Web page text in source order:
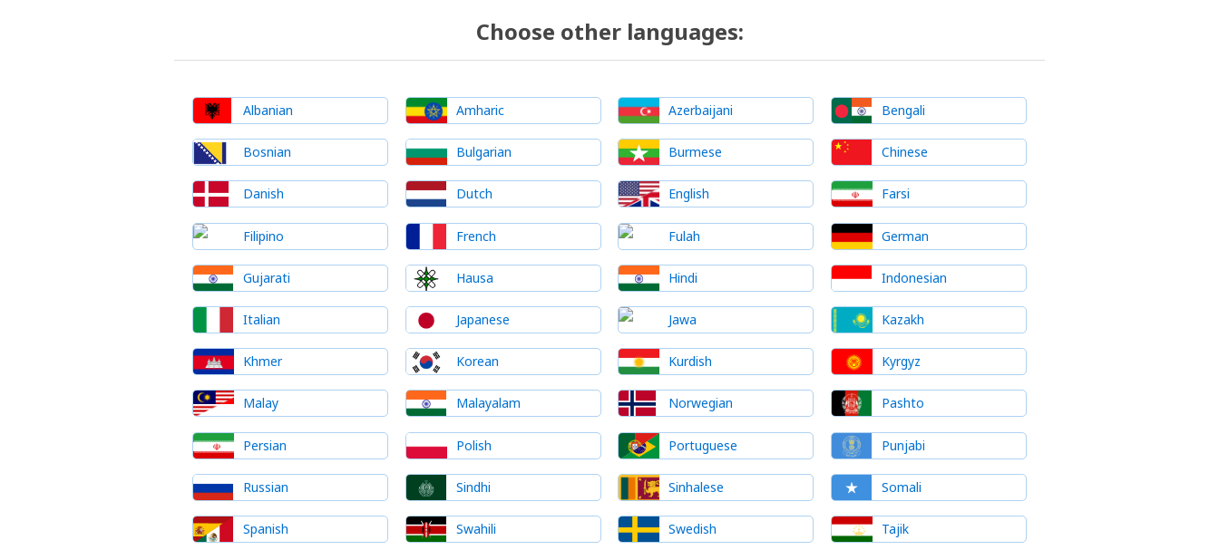
Choose other languages:
Albanian Amharic Azerbaijani Bengali
Bosnian Bulgarian Burmese Chinese
Danish Dutch English Farsi
Filipino French Fulah German
Gujarati Hausa Hindi Indonesian
Italian Japanese Jawa Kazakh
Khmer Korean Kurdish Kyrgyz
Malay Malayalam Norwegian Pashto
Persian Polish Portuguese Punjabi
Russian Sindhi Sinhalese Somali
Spanish Swahili Swedish Tajik